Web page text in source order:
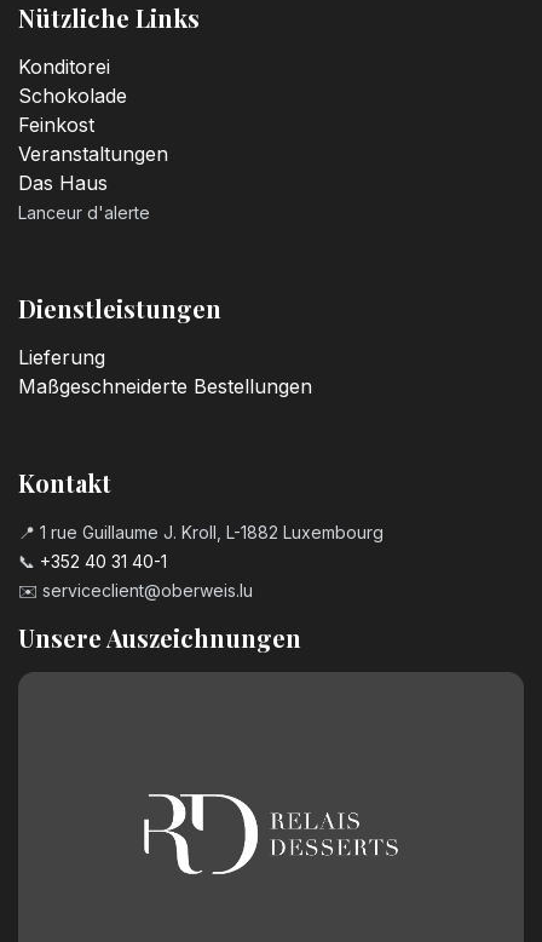
Nützliche Links
Konditorei
Schokolade
Feinkost
Veranstaltungen
Das Haus
Lanceur d'alerte
Dienstleistungen
Lieferung
Maßgeschneiderte Bestellungen
Kontakt
📍 1 rue Guillaume J. Kroll, L-1882 Luxembourg
📞 +352 40 31 40-1
✉️ serviceclient@oberweis.lu
Unsere Auszeichnungen